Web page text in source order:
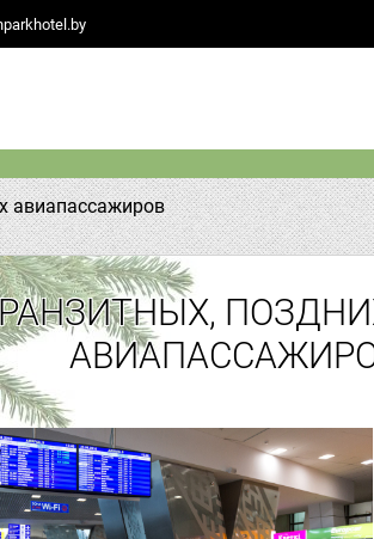
авиапассажиров